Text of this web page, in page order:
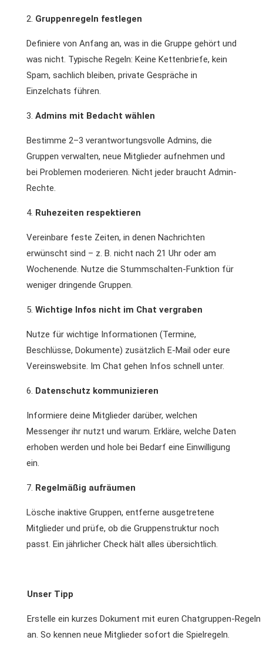
Gruppenregeln festlegen
Definiere von Anfang an, was in die Gruppe gehört und
was nicht. Typische Regeln: Keine Kettenbriefe, kein
Spam, sachlich bleiben, private Gespräche in
Einzelchats führen.
Admins mit Bedacht wählen
Bestimme 2–3 verantwortungsvolle Admins, die
Gruppen verwalten, neue Mitglieder aufnehmen und
bei Problemen moderieren. Nicht jeder braucht Admin-
Rechte.
Ruhezeiten respektieren
Vereinbare feste Zeiten, in denen Nachrichten
erwünscht sind – z. B. nicht nach 21 Uhr oder am
Wochenende. Nutze die Stummschalten-Funktion für
weniger dringende Gruppen.
Wichtige Infos nicht im Chat vergraben
Nutze für wichtige Informationen (Termine,
Beschlüsse, Dokumente) zusätzlich E-Mail oder eure
Vereinswebsite. Im Chat gehen Infos schnell unter.
Datenschutz kommunizieren
Informiere deine Mitglieder darüber, welchen
Messenger ihr nutzt und warum. Erkläre, welche Daten
erhoben werden und hole bei Bedarf eine Einwilligung
ein.
Regelmäßig aufräumen
Lösche inaktive Gruppen, entferne ausgetretene
Mitglieder und prüfe, ob die Gruppenstruktur noch
passt. Ein jährlicher Check hält alles übersichtlich.
Unser Tipp
Erstelle ein kurzes Dokument mit euren Chatgruppen-Regeln
an. So kennen neue Mitglieder sofort die Spielregeln.